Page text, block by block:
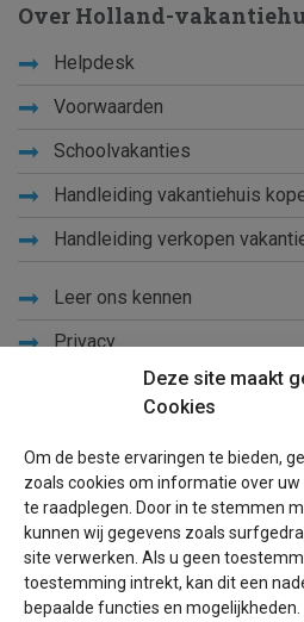
Deze site maakt
Cookies
Om de beste ervaringen te bieden,
zoals cookies om informatie over
te raadplegen. Door in te stemmen
kunnen wij gegevens zoals
site verwerken. Als u geen
toestemming intrekt, kan dit een
bepaalde functies en mogelijkheden.
Over Holland-
Helpdesk
Voorwaarden
Schoolvakanties
Handleiding vakantiehuis
Handleiding verkopen
Leer ons kennen
Privacy
Blog
Voor eigenaren
Een advertentie plaatsen